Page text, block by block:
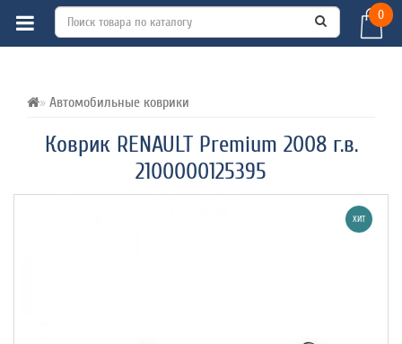
0
Автомобильные коврики
Коврик RENAULT Premium 2008 г.в.
2100000125395
ВСЕ О ТОВАРЕ ХАРАКТЕРИСТИКИ
ХИТ